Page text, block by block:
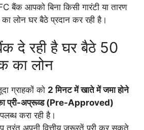
बैंक आपको बिना किसी गारंटी या तारण
लोन घर बैठे प्रदान कर रही है।
दे रही है घर बैठे 50
का लोन
ग्राहकों को 2 मिनट में खाते में जमा होने
प्री-अप्रूव्ड (Pre-Approved)
करा रही है।